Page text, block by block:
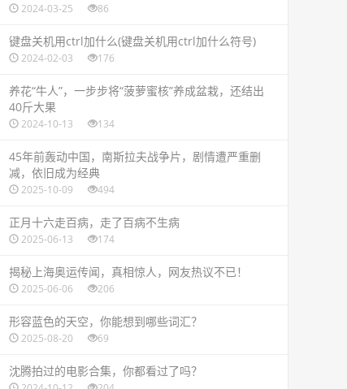
2024-03-25 86
​键盘关机用ctrl加什么(键盘关机用ctrl加什么符号)
2024-02-03 176
​养花“牛人”，一步步将“菠萝蜜核”养成盆栽，还结出
40斤大果
2024-10-13 134
​45年前轰动中国，南斯拉夫战争片，剧情遭严重删
减，依旧成为经典
2025-10-09 494
​正月十六走百病，走了百病不生病
2025-06-13 174
​揭秘上海奥运传闻，真相惊人，网友热议不已！
2025-06-06 206
​形容蓝色的天空，你能想到哪些词汇？
2025-08-20 69
​沈腾拍过的电影合集，你都看过了吗？